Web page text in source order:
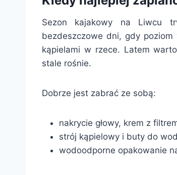
Sezon kajakowy na Liwcu
bezdeszczowe dni, gdy
kąpielami w rzece. Latem
stale rośnie.
Dobrze jest zabrać ze sobą:
nakrycie głowy, krem z
strój kąpielowy i buty do
wodoodporne opakowanie